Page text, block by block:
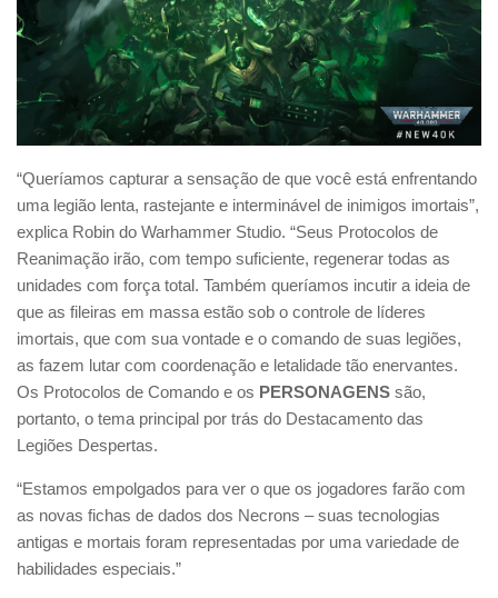
“Queríamos capturar a sensação de que você está enfrentando
uma legião lenta, rastejante e interminável de inimigos imortais”,
explica Robin do Warhammer Studio. “Seus Protocolos de
Reanimação irão, com tempo suficiente, regenerar todas as
unidades com força total. Também queríamos incutir a ideia de
que as fileiras em massa estão sob o controle de líderes
imortais, que com sua vontade e o comando de suas legiões,
as fazem lutar com coordenação e letalidade tão enervantes.
Os Protocolos de Comando e os PERSONAGENS são,
portanto, o tema principal por trás do Destacamento das
Legiões Despertas.
“Estamos empolgados para ver o que os jogadores farão com
as novas fichas de dados dos Necrons – suas tecnologias
antigas e mortais foram representadas por uma variedade de
habilidades especiais.”